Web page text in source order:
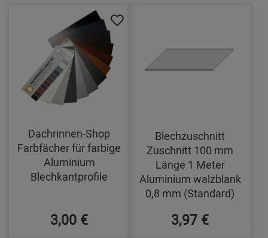
Dachrinnen-Shop
Farbfächer für farbige
Aluminium
Blechkantprofile
3,00 €
Blechzuschnitt
Zuschnitt 100 mm
Länge 1 Meter
Aluminium walzblank
0,8 mm (Standard)
3,97 €